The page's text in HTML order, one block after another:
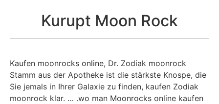
Kurupt Moon Rock
Kaufen moonrocks online, Dr. Zodiak moonrock
Stamm aus der Apotheke ist die stärkste Knospe, die
Sie jemals in Ihrer Galaxie zu finden, kaufen Zodiak
moonrock klar. … .wo man Moonrocks online kaufen